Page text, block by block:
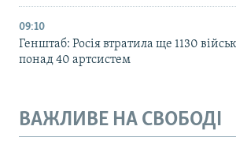
09:10
Генштаб: Росія втратила ще 1130
понад 40 артсистем
ВАЖЛИВЕ НА СВОБОДІ